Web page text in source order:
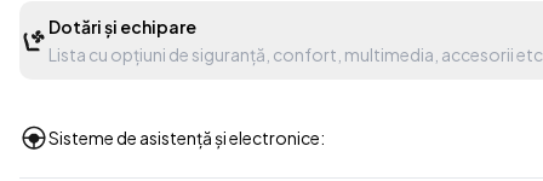
Dotări și echipare
Lista cu opțiuni de siguranță, confort, multimedia, accesorii etc.
Sisteme de asistență și electronice: